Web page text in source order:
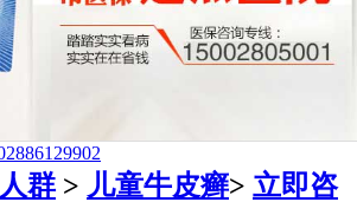
群 > 儿童牛皮癣> 立即咨